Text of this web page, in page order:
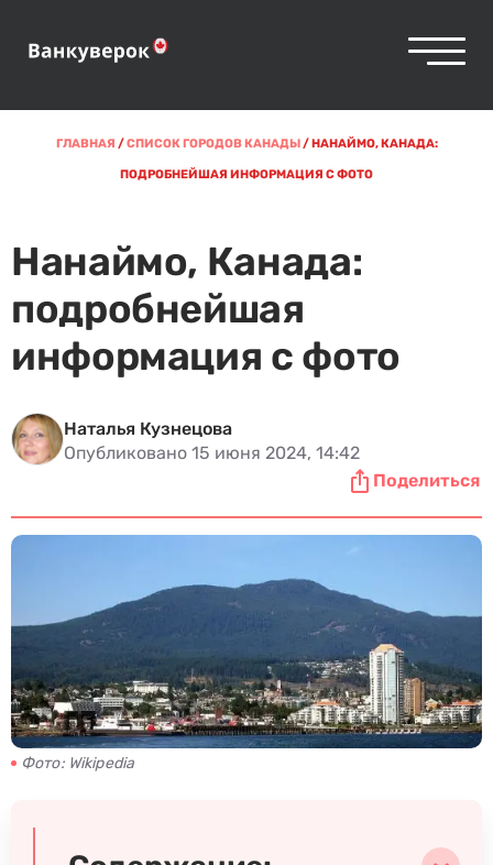
ГЛАВНАЯ /СПИСОК ГОРОДОВ КАНАДЫ/НАНАЙМО, КАНАДА:
ПОДРОБНЕЙШАЯ ИНФОРМАЦИЯ С ФОТО
Нанаймо, Канада:
подробнейшая
информация с фото
Наталья Кузнецова
Опубликовано 15 июня 2024, 14:42
Поделиться
Фото: Wikipedia